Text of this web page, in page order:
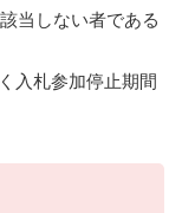
当しない者である
入札参加停止期間